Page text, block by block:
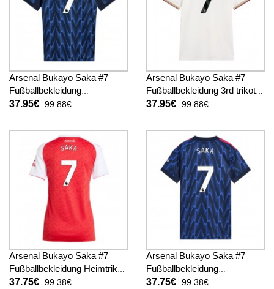
Arsenal Bukayo Saka #7
Fußballbekleidung
Auswärtstrikot 2025-26
37.95€ 99.88€
Arsenal Bukayo Saka #7
Fußballbekleidung 3rd trikot
2025-26 Kurzarm
37.95€ 99.88€
Arsenal Bukayo Saka #7
Fußballbekleidung Heimtrikot
Damen 2025-26 Kurzarm
37.75€ 99.38€
Arsenal Bukayo Saka #7
Fußballbekleidung
Auswärtstrikot Damen 2025-
37.75€ 99.38€